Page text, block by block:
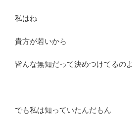
私はね
貴方が若いから
皆んな無知だって決めつけてるのよ
でも私は知っていたんだもん